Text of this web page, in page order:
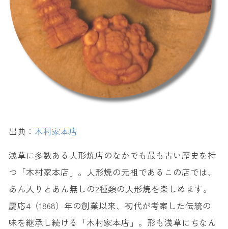
17. 言問（こととい）最中 ＜向島 言問団子＞
女性が喜ぶ・女子ウケ抜群の浅草のお土産
18. レモンパイ ＜洋菓子レモンパイ＞
19. くず餅 ＜浅草梅園＞
【浅草限定】浅草でしか買えないお土産
23. きんつば ＜徳太樓（とくたろう）＞
24. どらやき ＜御菓子司 亀十＞
25. 浅草シルクプリン ＜浅草シルクプリン＞
26. 珈琲ようかん ＜浅草むぎとろ＞
27. ジャンボめろんぱん ＜浅草花月堂＞
出典： 木村家本店
浅草に多数ある人形焼店のなかでも最も古い歴史を持
つ「木村家本店」。人形焼の元祖であるこの店では、
あん入りとあん無しの2種類の人形焼を楽しめます。
慶応4（1868）年の創業以来、初代が考案した伝統の
味を継承し続ける「木村家本店」。形も浅草にちなん